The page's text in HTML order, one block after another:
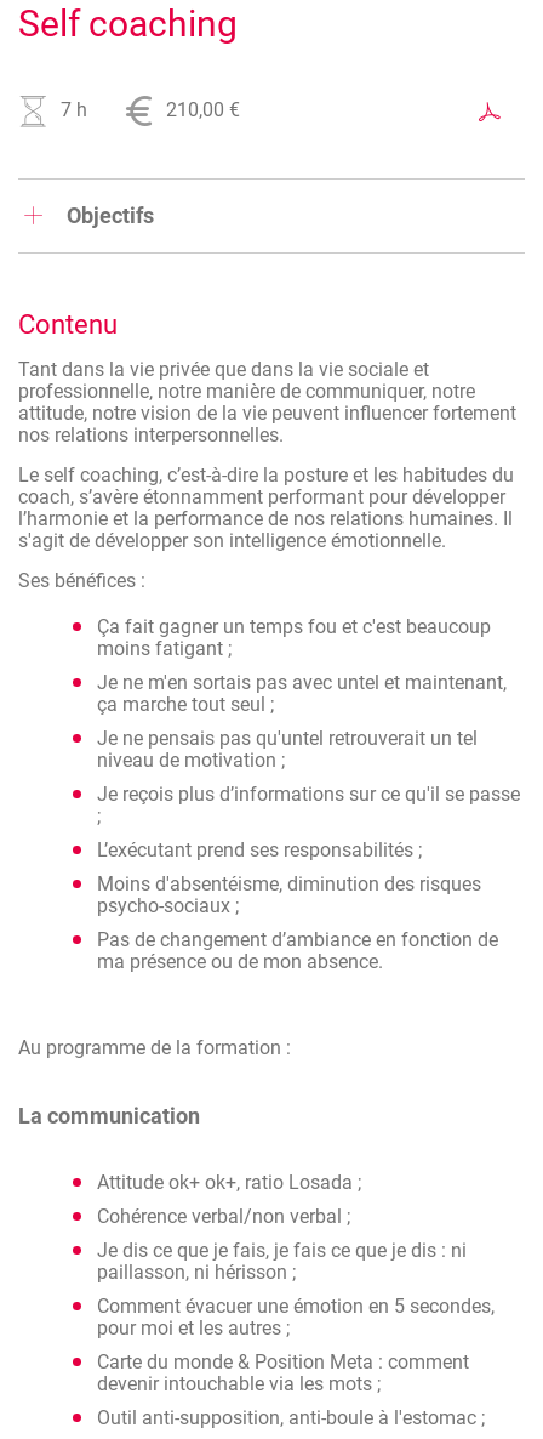
Self coaching
7 h 210,00 €
Objectifs
rebondir rapidement dans toutes situations ;
sera plus performant dans ses relations humaines
au travail ;
pourra atteindre ses objectifs plus rapidement ;
stress personnels et organisationnels.
Contenu
Tant dans la vie privée que dans la vie sociale et
professionnelle, notre manière de communiquer, notre
attitude, notre vision de la vie peuvent influencer fortement
nos relations interpersonnelles.
Le self coaching, c’est-à-dire la posture et les habitudes du
coach, s’avère étonnamment performant pour développer
l’harmonie et la performance de nos relations humaines. Il
s'agit de développer son intelligence émotionnelle.
Ses bénéfices :
Ça fait gagner un temps fou et c'est beaucoup
moins fatigant ;
Je ne m'en sortais pas avec untel et maintenant,
ça marche tout seul ;
Je ne pensais pas qu'untel retrouverait un tel
niveau de motivation ;
Je reçois plus d’informations sur ce qu'il se passe
;
L’exécutant prend ses responsabilités ;
Moins d'absentéisme, diminution des risques
psycho-sociaux ;
Pas de changement d’ambiance en fonction de
ma présence ou de mon absence.
Au programme de la formation :
La communication
Attitude ok+ ok+, ratio Losada ;
Cohérence verbal/non verbal ;
Je dis ce que je fais, je fais ce que je dis : ni
paillasson, ni hérisson ;
Comment évacuer une émotion en 5 secondes,
pour moi et les autres ;
Carte du monde & Position Meta : comment
devenir intouchable via les mots ;
Outil anti-supposition, anti-boule à l'estomac ;